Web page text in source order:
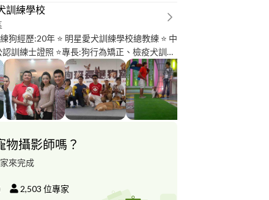
訓練學校
狗經歷:20年 ⭐ 明星愛犬訓練學校總教練 ⭐ 中
訓練士證照 ⭐專長:狗行為矯正、檢疫犬訓
從訓練、也是狗狗服從比賽常勝軍 ⭐本人通
測驗與實習成為台灣狗醫生 ⭐ 榮獲全國犬隻
⭐哈寵誌專欄訓練師 ⭐參與多部犬隻技術指導
全能狗不勝枚舉 ?毛爸媽們??‍♂️?‍♀️心中都有滿
不是對你的毛孩戶外叫不來、亂吠、分離焦
要正確的訓練,你的毛孩就可以做隻有規矩並
?現在報名狗家教課一期6堂課原價12000元特
2.基本服從訓練（坐、臥倒、等待） 3.家庭犬
物攝影師嗎？
來完成
2,503 位專家